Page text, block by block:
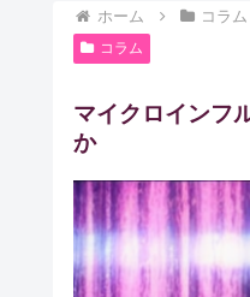
ホーム コラム
コラム
マイクロインフ
か